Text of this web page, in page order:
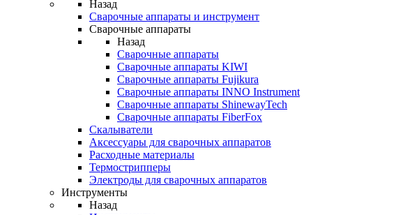
Назад
Сварочные аппараты и инструмент
Сварочные аппараты
Назад
Сварочные аппараты
Сварочные аппараты KIWI
Сварочные аппараты Fujikura
Сварочные аппараты INNO Instrument
Сварочные аппараты ShinewayTech
Cварочные аппараты FiberFox
Скалыватели
Аксессуары для сварочных аппаратов
Расходные материалы
Термострипперы
Электроды для сварочных аппаратов
Инструменты
Назад